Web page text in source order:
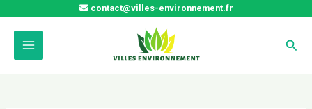
contenu
contact@villes-environnement.fr